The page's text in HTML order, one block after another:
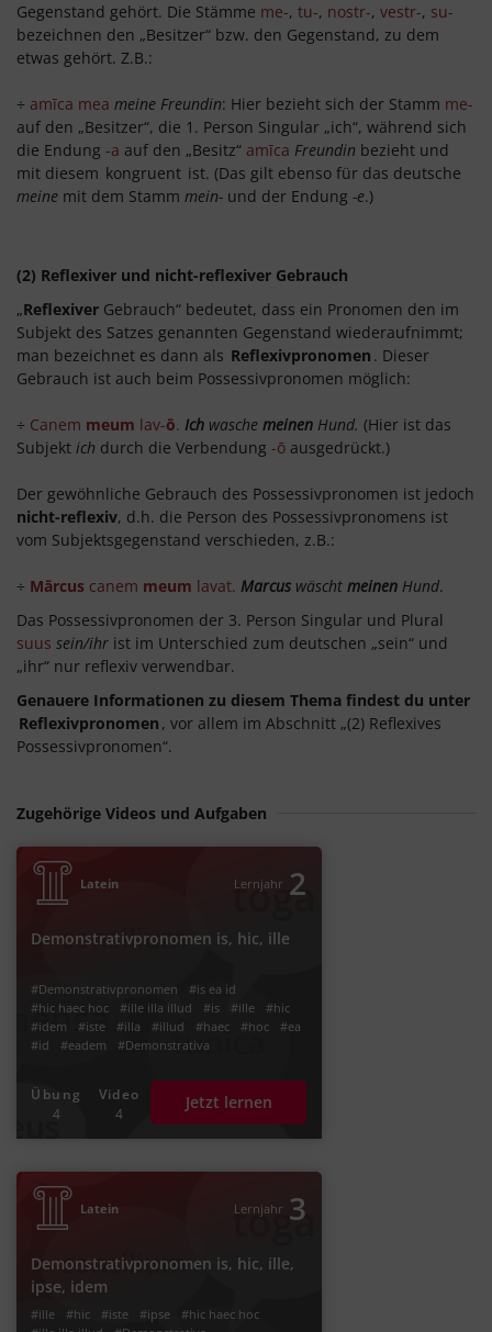
Gegenstand gehört. Die Stämme me-, tu-, nostr-, vestr-, su-
bezeichnen den „Besitzer“ bzw. den Gegenstand, zu dem
etwas gehört. Z.B.:
÷ amīca mea meine Freundin: Hier bezieht sich der Stamm me-
auf den „Besitzer“, die 1. Person Singular „ich“, während sich
die Endung -a auf den „Besitz“ amīca Freundin bezieht und
mit diesem kongruent ist. (Das gilt ebenso für das deutsche
meine mit dem Stamm mein- und der Endung -e.)
(2) Reflexiver und nicht-reflexiver Gebrauch
„Reflexiver Gebrauch“ bedeutet, dass ein Pronomen den im
Subjekt des Satzes genannten Gegenstand wiederaufnimmt;
man bezeichnet es dann als Reflexivpronomen . Dieser
Gebrauch ist auch beim Possessivpronomen möglich:
÷ Canem meum lav-ō. Ich wasche meinen Hund. (Hier ist das
Subjekt ich durch die Verbendung -ō ausgedrückt.)
Der gewöhnliche Gebrauch des Possessivpronomen ist jedoch
nicht-reflexiv, d.h. die Person des Possessivpronomens ist
vom Subjektsgegenstand verschieden, z.B.:
÷ Mārcus canem meum lavat. Marcus wäscht meinen Hund.
Das Possessivpronomen der 3. Person Singular und Plural
suus sein/ihr ist im Unterschied zum deutschen „sein“ und
„ihr“ nur reflexiv verwendbar.
Genauere Informationen zu diesem Thema findest du unter
Reflexivpronomen , vor allem im Abschnitt „(2) Reflexives
Possessivpronomen“.
Zugehörige Videos und Aufgaben
Latein Lernjahr 2
Demonstrativpronomen is, hic, ille
#Demonstrativpronomen
#is ea id
#hic haec hoc
#ille illa illud #is #ille
#hic
#idem
#iste #illa #illud #haec #hoc
#ea
#id
#eadem #Demonstrativa
Übung
4
Video
4
Jetzt lernen
Latein Lernjahr 3
Demonstrativpronomen is, hic, ille,
ipse, idem
#ille #hic #iste #ipse
#hic haec hoc